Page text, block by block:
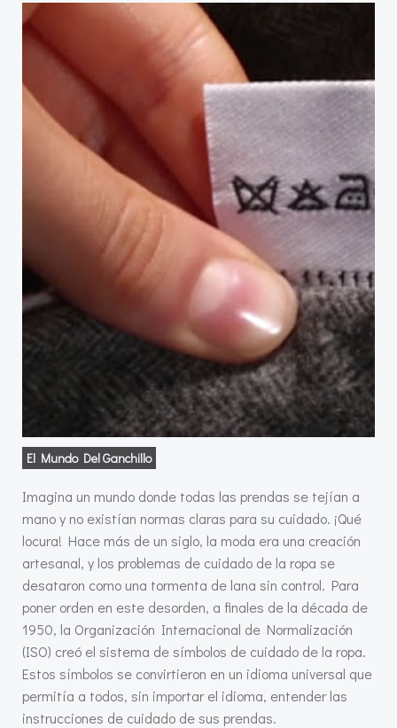
El Mundo Del Ganchillo
Imagina un mundo donde todas las prendas se tejían a
mano y no existían normas claras para su cuidado. ¡Qué
locura! Hace más de un siglo, la moda era una creación
artesanal, y los problemas de cuidado de la ropa se
desataron como una tormenta de lana sin control. Para
poner orden en este desorden, a finales de la década de
1950, la Organización Internacional de Normalización
(ISO) creó el sistema de símbolos de cuidado de la ropa.
Estos símbolos se convirtieron en un idioma universal que
permitía a todos, sin importar el idioma, entender las
instrucciones de cuidado de sus prendas.